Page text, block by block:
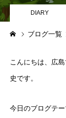
IT COODINATOR
DIARY
JIBUN IC
DIARY
ブログ一覧
こんにちは、広
史です。
今日のブログテ